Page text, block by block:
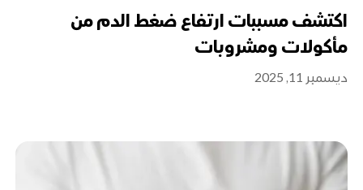
اكتشف مسببات ارتفاع ضغط الدم من
مأكولات ومشروبات
ديسمبر 11, 2025